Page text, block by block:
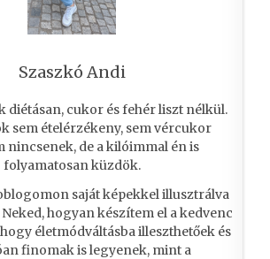
Szaszkó Andi
diétásan, cukor és fehér liszt nélkül.
sem ételérzékeny, sem vércukor
nincsenek, de a kilóimmal én is
folyamatosan küzdök.
saját képekkel illusztrálva
hogyan készítem el a kedvenc
életmódváltásba illeszthetőek és
finomak is legyenek, mint a